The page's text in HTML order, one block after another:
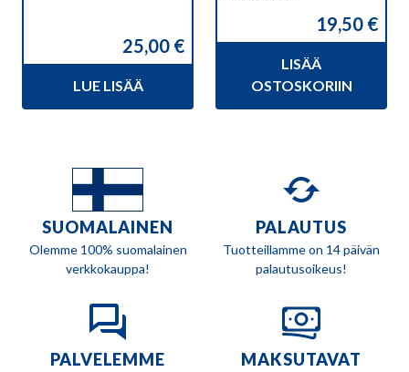
25,00 €
LUE LISÄÄ
19,50 €
LISÄÄ
OSTOSKORIIN
SUOMALAINEN
Olemme 100% suomalainen
verkkokauppa!
PALAUTUS
Tuotteillamme on 14 päivän
palautusoikeus!
PALVELEMME MAKSUTAVAT